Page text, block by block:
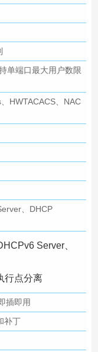
单端口最大用户数限
HWTACACS、NAC
、DHCP
Server、
行点分离
插即用
补丁